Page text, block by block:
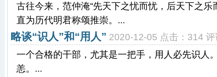
古往今来，范仲淹“先天下之忧而忧，后天下之乐
直为历代明君称颂推崇。...
略谈“识人”和“用人” 2020-12-05 点击：314 评
一个合格的干部，尤其是一把手，用人必先识人
恙。...